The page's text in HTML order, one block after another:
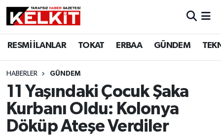
RESMİ İLANLAR TOKAT ERBAA GÜNDEM
HABERLER GÜNDEM
11 Yaşındaki Çocuk Şaka
Kurbanı Oldu: Kolonya
Döküp Ateşe Verdiler